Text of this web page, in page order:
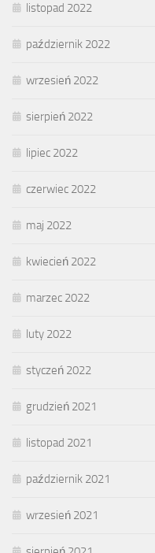
listopad 2022
październik 2022
wrzesień 2022
sierpień 2022
lipiec 2022
czerwiec 2022
maj 2022
kwiecień 2022
marzec 2022
luty 2022
styczeń 2022
grudzień 2021
listopad 2021
październik 2021
wrzesień 2021